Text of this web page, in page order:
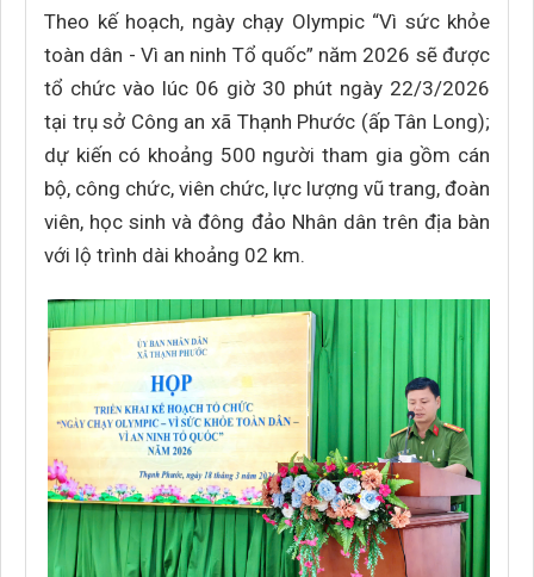
Theo kế hoạch, ngày chạy Olympic “Vì sức khỏe
toàn dân - Vì an ninh Tổ quốc” năm 2026 sẽ được
tổ chức vào lúc 06 giờ 30 phút ngày 22/3/2026
tại trụ sở Công an xã Thạnh Phước (ấp Tân Long);
dự kiến có khoảng 500 người tham gia gồm cán
bộ, công chức, viên chức, lực lượng vũ trang, đoàn
viên, học sinh và đông đảo Nhân dân trên địa bàn
với lộ trình dài khoảng 02 km.